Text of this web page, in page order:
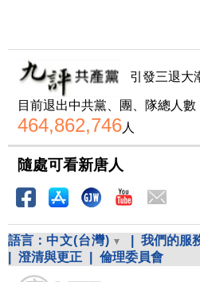
引發三退大
目前退出中共黨、團、隊總人數
464,862,746人
隨處可看新唐人
語言： 中文(台灣) 我們的服
澄清與更正 倫理委員會